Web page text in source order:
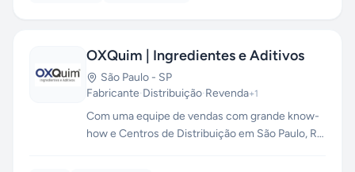
OXQuim | Ingredientes e Aditivos
São Paulo - SP
Fabricante·Distribuição·Revenda+1
Com uma equipe de vendas com grande know-
how e Centros de Distribuição em São Paulo, Rio